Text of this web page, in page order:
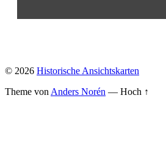
© 2026 Historische Ansichtskarten
Theme von Anders Norén — Hoch ↑